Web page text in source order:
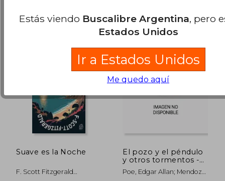
Suave es la Noche
F. Scott Fitzgerald
El pozo y el péndulo
y otros tormentos -
The Pit and the
Pendulum and Other
Poe, Edgar Allan; Mendoza,
Estás viendo Buscalibre Argentina, pero
Estados Unidos
Ir a Estados Unidos
Me quedo aquí